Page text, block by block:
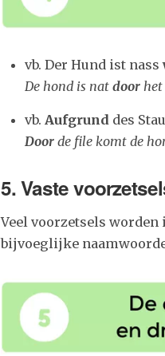
vb. Der Hund ist nass
De hond is nat door het
vb. Aufgrund des
Door de file komt de
5. Vaste
Veel voorzetsels
bijvoeglijke